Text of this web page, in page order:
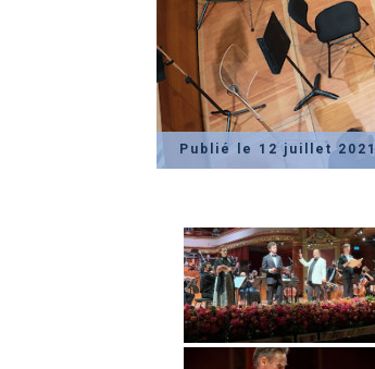
Publié le 12 juillet 2021